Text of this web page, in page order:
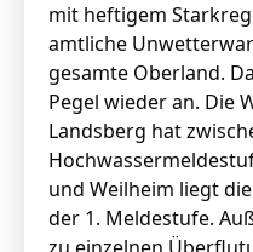
mit heftigem
amtliche
gesamte Oberland.
Pegel wieder an. Die
Landsberg hat
und Weilheim liegt
der 1. Meldestufe.